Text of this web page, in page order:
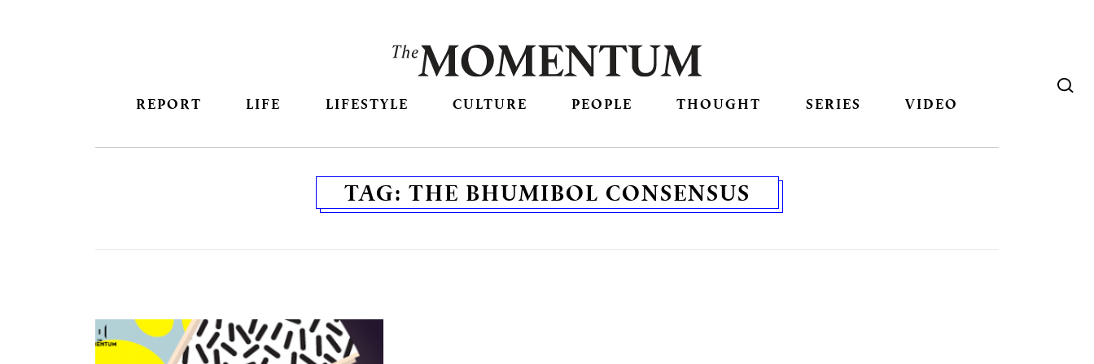
REPORT LIFE LIFESTYLE CULTURE PEOPLE THOUGHT SERIES VIDEO
TAG: THE BHUMIBOL CONSENSUS